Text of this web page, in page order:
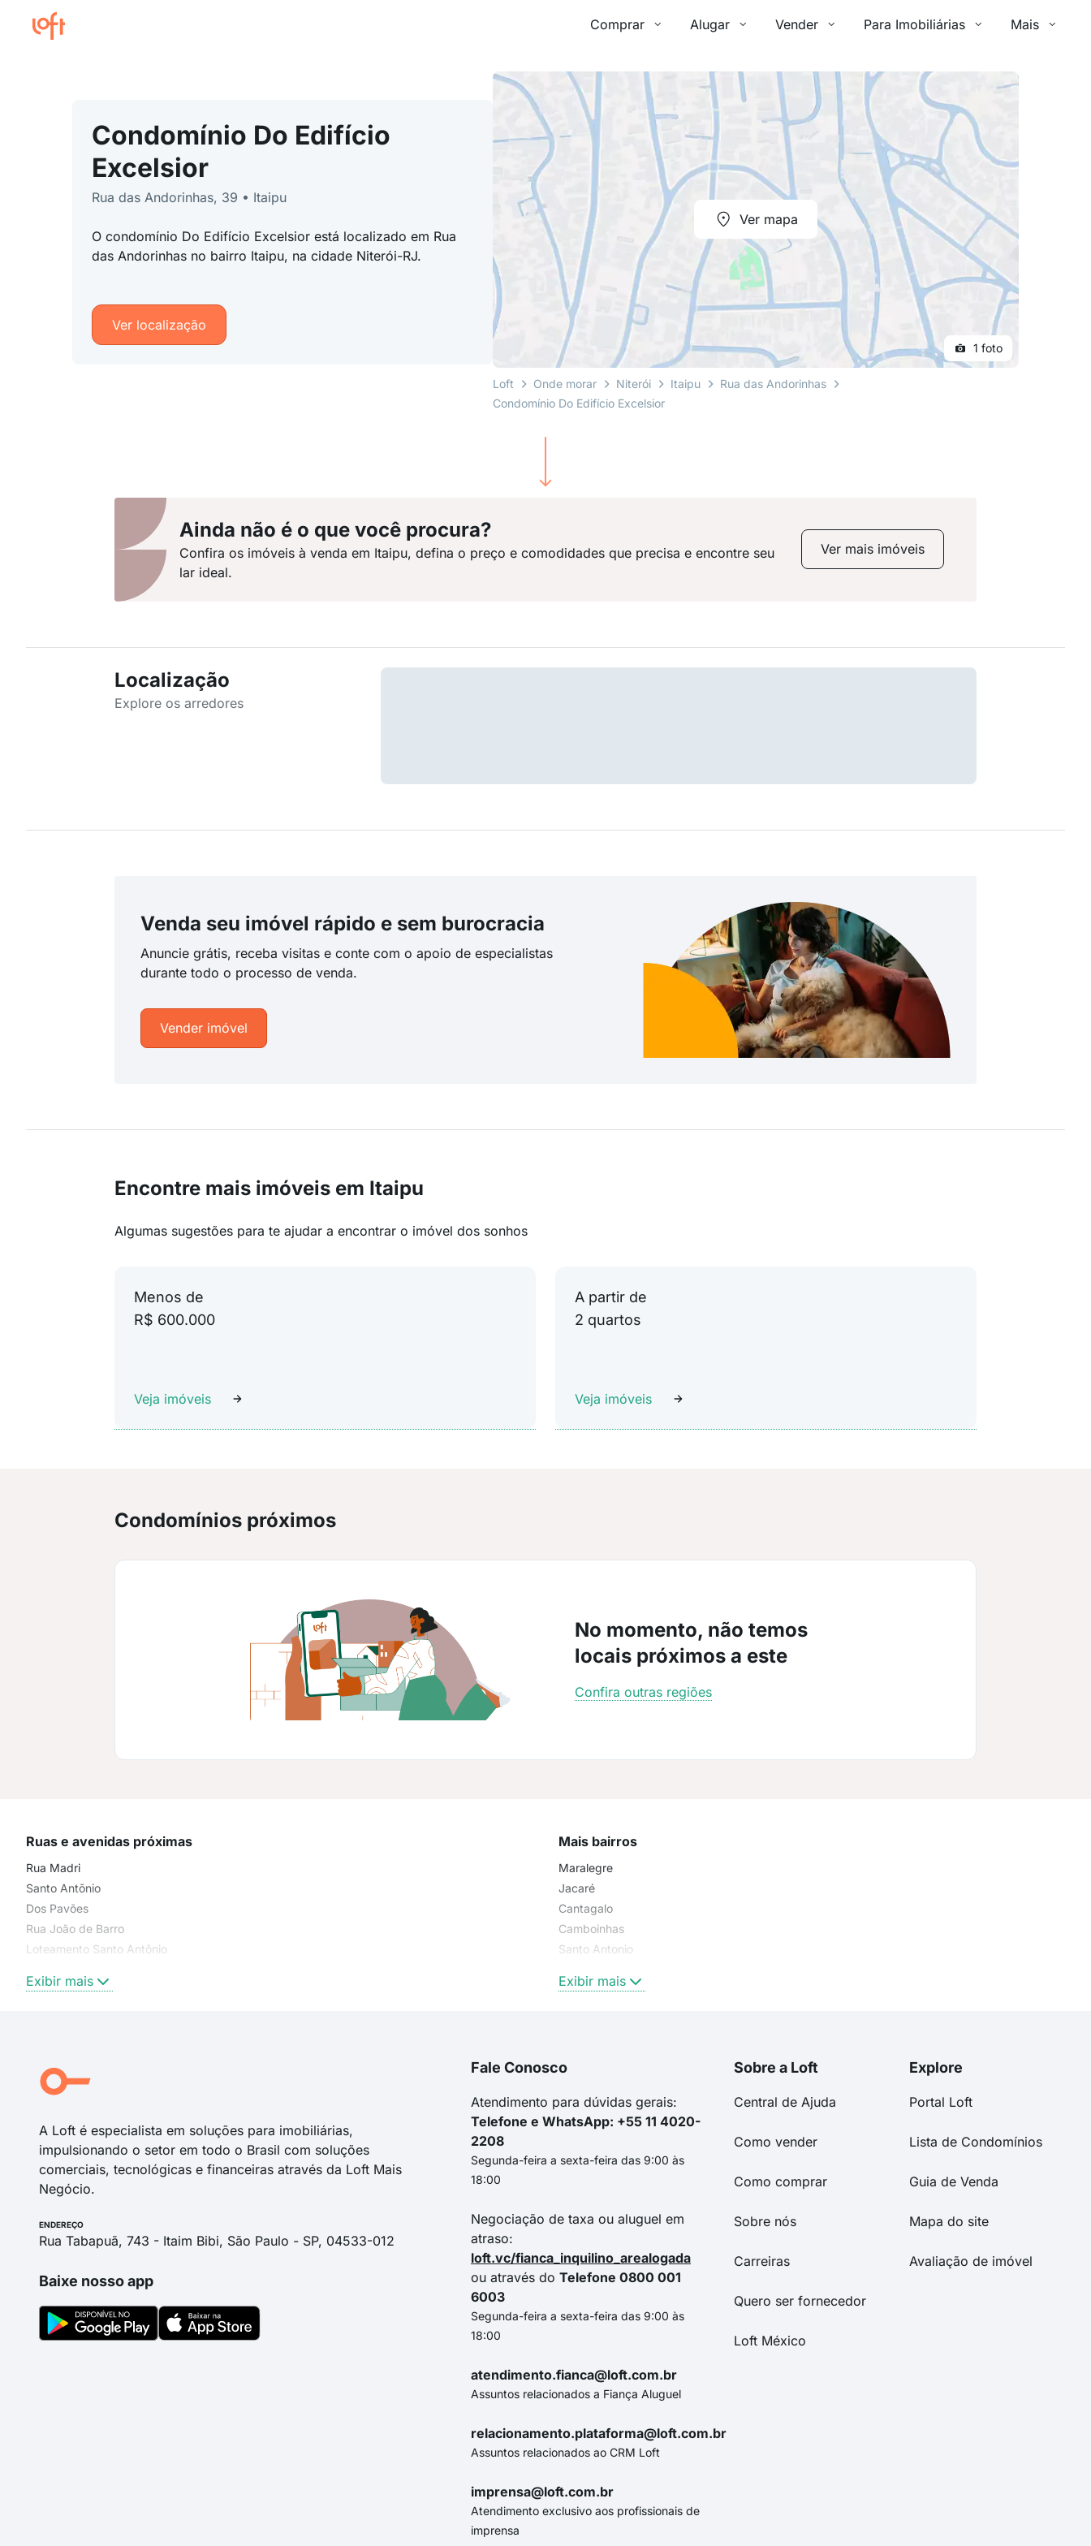
Comprar Alugar Vender Para Imobiliárias Mais
Condomínio Do Edifício
Excelsior
Rua das Andorinhas, 39 • Itaipu
O condomínio Do Edifício Excelsior está localizado em Rua
das Andorinhas no bairro Itaipu, na cidade Niterói-RJ.
Ver localização
Ver mapa
1 foto
Loft Onde morar Niterói Itaipu
Rua das Andorinhas
Condomínio Do Edifício Excelsior
Ainda não é o que você procura?
Confira os imóveis à venda em Itaipu, defina o preço e comodidades que precisa e encontre seu
lar ideal.
Ver mais imóveis
Localização
Explore os arredores
Venda seu imóvel rápido e sem burocracia
Anuncie grátis, receba visitas e conte com o apoio de especialistas
durante todo o processo de venda.
Vender imóvel
Encontre mais imóveis em Itaipu
Algumas sugestões para te ajudar a encontrar o imóvel dos sonhos
Menos de
R$ 600.000
Veja imóveis
A partir de
2 quartos
Veja imóveis
Condomínios próximos
No momento, não temos
locais próximos a este
Confira outras regiões
Ruas e avenidas próximas
Rua Madri
Santo Antõnio
Dos Pavões
Rua João de Barro
Loteamento Santo Antônio
Rua Juriti
rua dos pavões
Alameda dos Sabiá
Exibir mais
Mais bairros
Maralegre
Jacaré
Cantagalo
Camboinhas
Santo Antonio
Exibir mais
A Loft é especialista em soluções para imobiliárias,
impulsionando o setor em todo o Brasil com soluções
comerciais, tecnológicas e financeiras através da Loft Mais
Negócio.
ENDEREÇO
Rua Tabapuã, 743 - Itaim Bibi, São Paulo - SP, 04533-012
Baixe nosso app
Fale Conosco
Atendimento para dúvidas gerais:
Telefone e WhatsApp: +55 11 4020-
2208
Segunda-feira a sexta-feira das 9:00 às
18:00
Negociação de taxa ou aluguel em
atraso:
loft.vc/fianca_inquilino_arealogada
ou através do Telefone 0800 001
6003
Segunda-feira a sexta-feira das 9:00 às
18:00
atendimento.fianca@loft.com.br
Assuntos relacionados a Fiança Aluguel
relacionamento.plataforma@loft.com.br
Assuntos relacionados ao CRM Loft
imprensa@loft.com.br
Atendimento exclusivo aos profissionais de
imprensa
Sobre a Loft
Central de Ajuda
Como vender
Como comprar
Sobre nós
Carreiras
Quero ser fornecedor
Loft México
Explore
Portal Loft
Lista de Condomínios
Guia de Venda
Mapa do site
Avaliação de imóvel